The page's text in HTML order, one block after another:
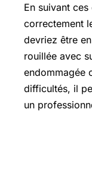
En suivant
correctement
devriez être
rouillée avec
endommagée
difficultés, il
un